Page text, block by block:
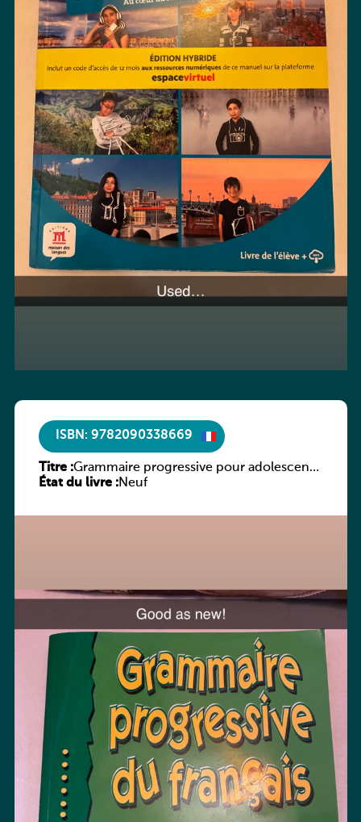
ISBN: 9782090338669
Titre :Grammaire progressive pour adolescents
– Niveau débutant
État du livre :Neuf